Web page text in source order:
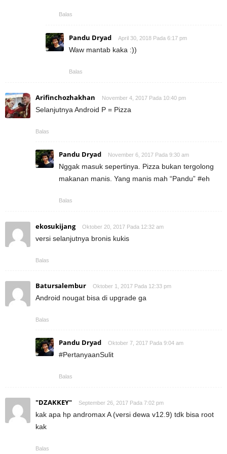
Balas
Pandu Dryad April 30, 2018 Pada 6:17 pm
Waw mantab kaka :))
Balas
Arifinchozhakhan November 4, 2017 Pada 10:40 pm
Selanjutnya Android P = Pizza
Balas
Pandu Dryad November 6, 2017 Pada 9:30 am
Nggak masuk sepertinya. Pizza bukan tergolong
makanan manis. Yang manis mah “Pandu” #eh
Balas
ekosukijang Oktober 20, 2017 Pada 12:32 am
versi selanjutnya bronis kukis
Balas
Batursalembur Oktober 1, 2017 Pada 12:33 pm
Android nougat bisa di upgrade ga
Balas
Pandu Dryad Oktober 7, 2017 Pada 9:04 am
#PertanyaanSulit
Balas
"DZAKKEY" September 26, 2017 Pada 7:02 pm
kak apa hp andromax A (versi dewa v12.9) tdk bisa root
kak
Balas